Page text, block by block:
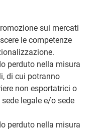
sui mercati
le competenze
perduto nella misura
di cui potranno
non esportatrici o
legale e/o sede
perduto nella misura